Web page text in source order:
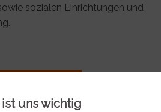
sozialen Einrichtungen und
uns wichtig